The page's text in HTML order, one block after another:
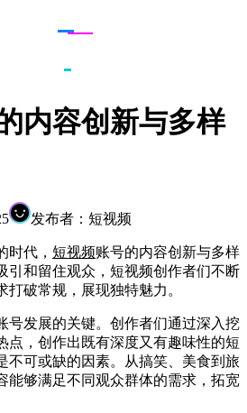
内容创新与多样
发布者：短视频
代， 短视频账号的内容创新与多样
引和留住观众，短视频创作者们不断
破常规，展现独特魅力。
发展的关键。创作者们通过深入挖
点，创作出既有深度又有趣味性的短
不可或缺的因素。从搞笑、美食到旅
能够满足不同观众群体的需求，拓宽